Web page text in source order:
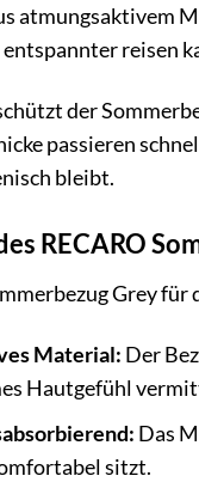
atmungsaktivem
reisen
der
passieren
bleibt.
RECARO
Grey
Material: Der
Hautgefühl
Das
sitzt.